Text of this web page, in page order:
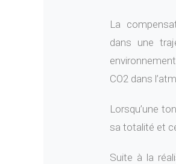
La
dans une
CO2 dans
Lorsqu’une
sa totalité et
Suite à la